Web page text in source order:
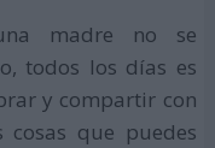
madre no se
todos los días es
y compartir con
cosas que puedes